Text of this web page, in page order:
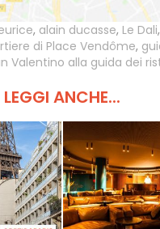
, alain ducasse, Le Dali,
di Place Vendôme,
Valentino alla guida dei
LEGGI ANCHE...